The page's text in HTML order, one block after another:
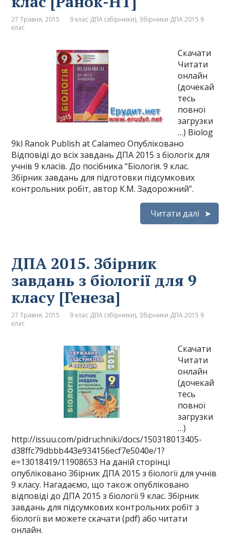
27 Травня, 2015 9 клас ДПА (збірники), Збірники ДПА 2015 9
клас
Скачати
Читати
онлайн
(дочекай
тесь
повної
загрузки
…) Biolog
9kl Ranok Publish at Calameo Опубліковано
Відповіді до всіх завдань ДПА 2015 з біологіх для
учнів 9 класів. До посібника “Біологія. 9 клас.
Збірник завдань для підготовки підсумкових
контрольних робіт, автор К.М. Задорожний”.
Читати далі
ДПА 2015. Збірник
завдань з біології для 9
класу [Генеза]
27 Травня, 2015 9 клас ДПА (збірники), Збірники ДПА 2015 9
клас
Скачати
Читати
онлайн
(дочекай
тесь
повної
загрузки
…)
http://issuu.com/pidruchniki/docs/150318013405-
d38ffc79dbbb443e934156ecf7e5040e/1?
e=13018419/11908653 На даній сторінці
опубліковано Збірник ДПА 2015 з біології для учнів
9 класу. Нагадаємо, що також опубліковано
відповіді до ДПА 2015 з біології 9 клас. Збірник
завдань для підсумкових контрольних робіт з
біології ви можете скачати (pdf) або читати
онлайн.